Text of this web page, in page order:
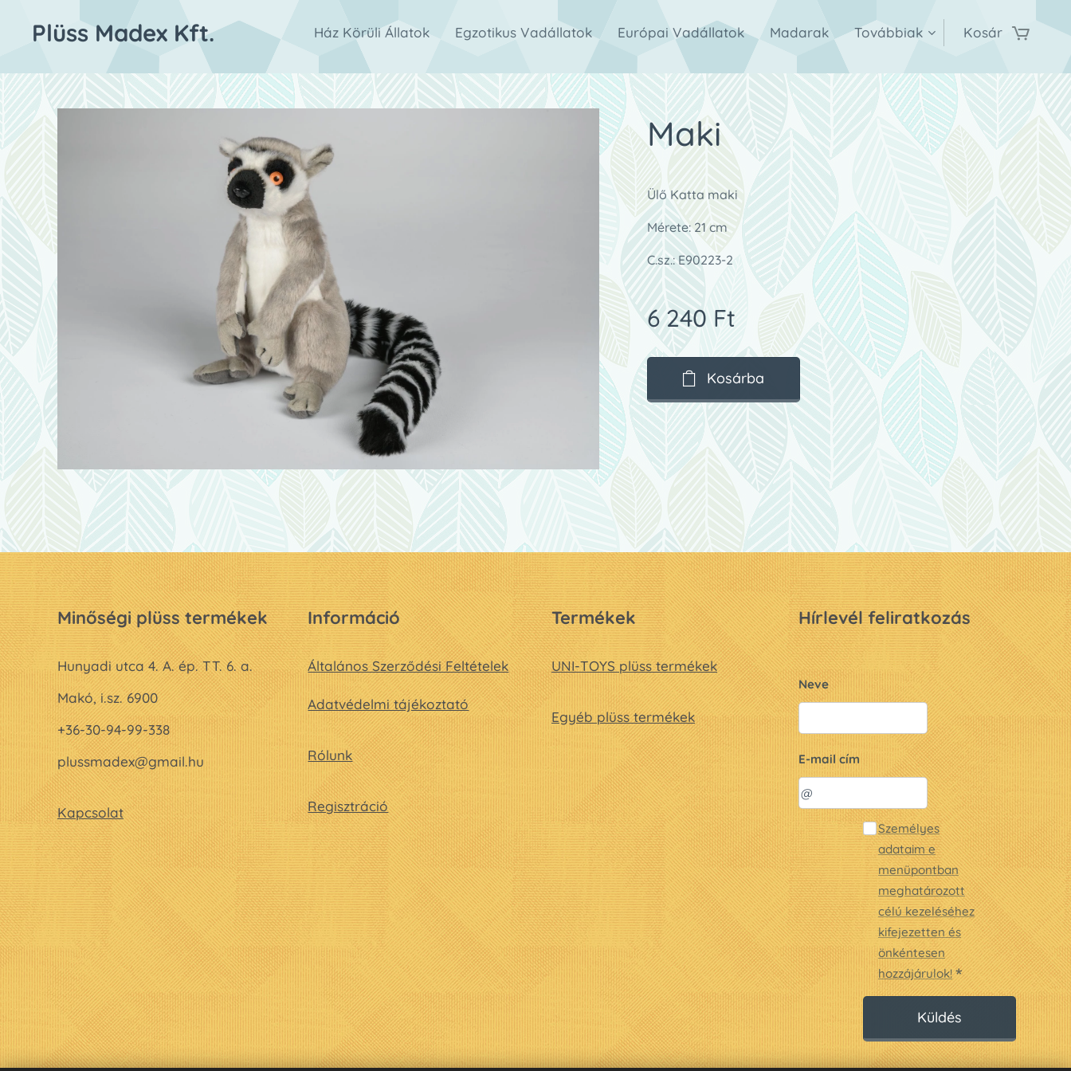
Plüss Madex Kft. Ház Körüli Állatok Egzotikus Vadállatok Európai Vadállatok Madarak Továbbiak Kosár
Maki
Ülő Katta maki
Mérete: 21 cm
C.sz.: E90223-2
6 240 Ft
Kosárba
Minőségi plüss termékek
Hunyadi utca 4. A. ép. TT. 6. a.
Makó, i.sz. 6900
+36-30-94-99-338
plussmadex@gmail.hu
Kapcsolat
Információ
Általános Szerződési Feltételek
Adatvédelmi tájékoztató
Rólunk
Regisztráció
Termékek
UNI-TOYS plüss termékek
Egyéb plüss termékek
Hírlevél feliratkozás
Neve
E-mail cím
Személyes
adataim e
menüpontban
meghatározott
célú kezeléséhez
kifejezetten és
önkéntesen
hozzájárulok!
Küldés